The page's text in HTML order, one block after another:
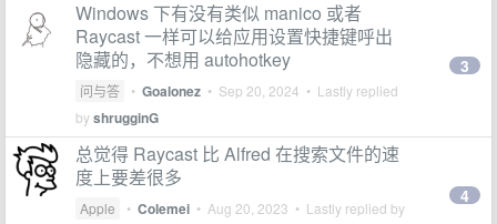
Windows 下有没有类似 manico 或者
Raycast 一样可以给应用设置快捷键呼出
隐藏的，不想用 autohotkey
问与答 • Goalonez • Sep 20, 2024 • Lastly replied
byshrugginG
3
总觉得 Raycast 比 Alfred 在搜索文件的速
度上要差很多
Apple • Colemei • Aug 20, 2023 • Lastly replied by
4